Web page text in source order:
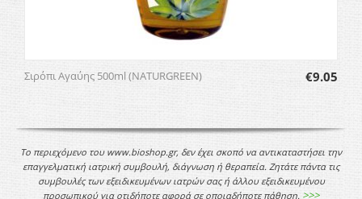
Σιρόπι Αγαύης 500ml (NATURGREEN) €9.05
Το περιεχόμενο του www.bioshop.gr, δεν έχει σκοπό να αντικαταστήσει την
επαγγελματική ιατρική συμβουλή, διάγνωση ή θεραπεία. Ζητάτε πάντα τις
συμβουλές των εξειδικευμένων ιατρών σας ή άλλου εξειδικευμένου
προσωπικού για οτιδήποτε αφορά σε οποιαδήποτε πάθηση. >>>